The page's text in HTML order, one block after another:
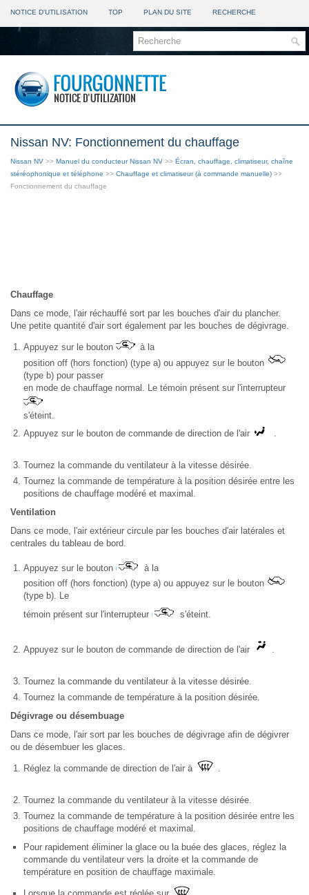
NOTICE D'UTILISATION TOP PLAN DU SITE RECHERCHE
Nissan NV: Fonctionnement du chauffage
Nissan NV >> Manuel du conducteur Nissan NV >> Écran, chauffage, climatiseur, chaîne
stéréophonique et téléphone >> Chauffage et climatiseur (à commande manuelle) >>
Fonctionnement du chauffage
Chauffage
Dans ce mode, l'air réchauffé sort par les bouches d'air du plancher.
Une petite quantité d'air sort également par les bouches de dégivrage.
Appuyez sur le bouton
à la
position off (hors fonction) (type a) ou appuyez sur le bouton
(type b) pour passer
en mode de chauffage normal. Le témoin présent sur l'interrupteur
s'éteint.
Appuyez sur le bouton de commande de direction de l'air
.
Tournez la commande du ventilateur à la vitesse désirée.
Tournez la commande de température à la position désirée entre les
positions de chauffage modéré et maximal.
Ventilation
Dans ce mode, l'air extérieur circule par les bouches d'air latérales et
centrales du tableau de bord.
Appuyez sur le bouton
à la
position off (hors fonction) (type a) ou appuyez sur le bouton
(type b). Le
témoin présent sur l'interrupteur
s'éteint.
Appuyez sur le bouton de commande de direction de l'air .
Tournez la commande du ventilateur à la vitesse désirée.
Tournez la commande de température à la position désirée.
Dégivrage ou désembuage
Dans ce mode, l'air sort par les bouches de dégivrage afin de dégivrer
ou de désembuer les glaces.
Réglez la commande de direction de l'air à .
Tournez la commande du ventilateur à la vitesse désirée.
Tournez la commande de température à la position désirée entre les
positions de chauffage modéré et maximal.
Pour rapidement éliminer la glace ou la buée des glaces, réglez la
commande du ventilateur vers la droite et la commande de
température en position de chauffage maximale.